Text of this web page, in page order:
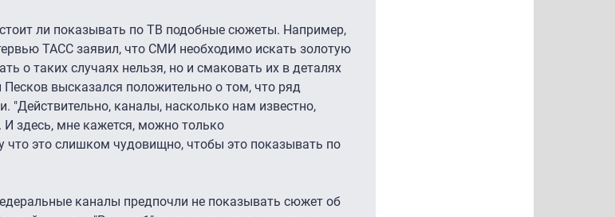
ли показывать по ТВ подобные сюжеты. Например,
ТАСС заявил, что СМИ необходимо искать золотую
о таких случаях нельзя, но и смаковать их в деталях
высказался положительно о том, что ряд
"Действительно, каналы, насколько нам известно,
здесь, мне кажется, можно только
это слишком чудовищно, чтобы это показывать по
каналы предпочли не показывать сюжет об